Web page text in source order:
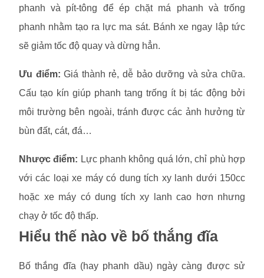
phanh và pít-tông để ép chặt má phanh và trống
phanh nhằm tạo ra lực ma sát. Bánh xe ngay lập tức
sẽ giảm tốc độ quay và dừng hẳn.
Ưu điểm: Giá thành rẻ, dễ bảo dưỡng và sửa chữa.
Cấu tạo kín giúp phanh tang trống ít bị tác động bởi
môi trường bên ngoài, tránh được các ảnh hưởng từ
bùn đất, cát, đá…
Nhược điểm: Lực phanh không quá lớn, chỉ phù hợp
với các loại xe máy có dung tích xy lanh dưới 150cc
hoặc xe máy có dung tích xy lanh cao hơn nhưng
chạy ở tốc độ thấp.
Hiểu thế nào về bố thắng đĩa
Bố thắng đĩa (hay phanh dầu) ngày càng được sử